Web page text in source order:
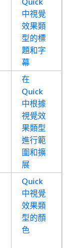
中視覺
效果類
型的標
題和字
幕
在
Quick
中根據
視覺效
果類型
進行範
圍和擴
展
Quick
中視覺
效果類
型的顏
色